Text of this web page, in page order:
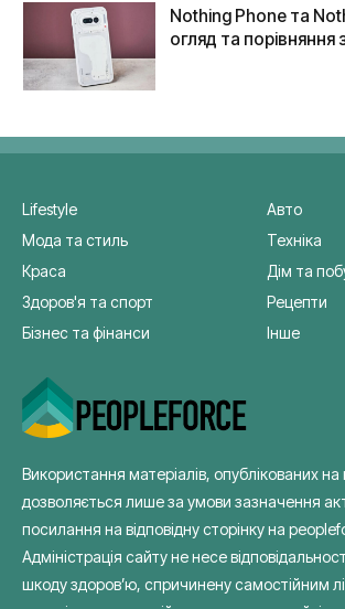
Nothing Phone та
огляд та порівняння
Lifestyle
Мода та стиль
Краса
Здоров'я та спорт
Бізнес та фінанси
Авто
Техніка
Дім та
Рецепти
Інше
Використання матеріалів, опублікованих
дозволяється лише за умови зазначення
посилання на відповідну сторінку на
Адміністрація сайту не несе
шкоду здоров’ю, спричинену самостійним